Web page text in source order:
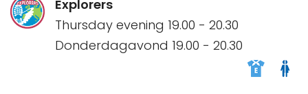
Explorers
Thursday evening 19.00 - 20.30
Donderdagavond 19.00 - 20.30